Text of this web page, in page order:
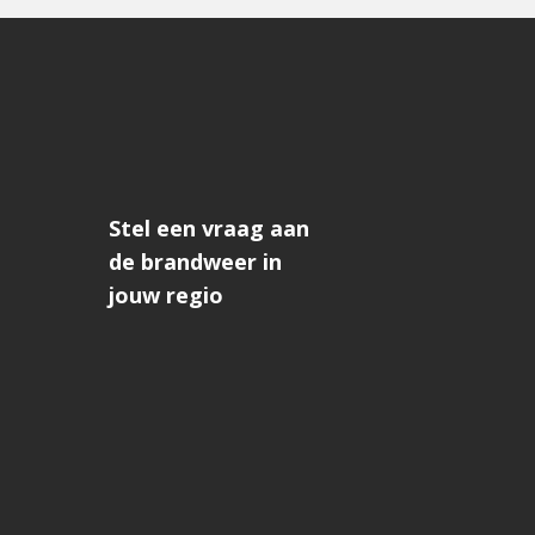
Stel een vraag aan
de brandweer in
jouw regio